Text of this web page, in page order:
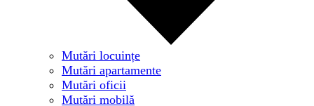
Mutări locuințe
Mutări apartamente
Mutări oficii
Mutări mobilă